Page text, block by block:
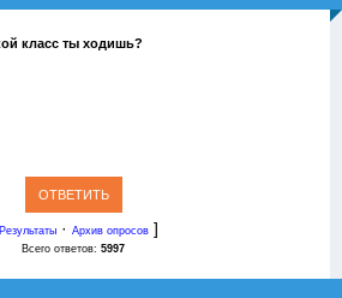
класс ты ходишь?
Результаты· Архив опросов]
Всего ответов: 5997